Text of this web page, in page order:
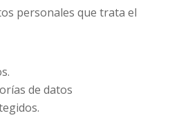
personales que trata el
de datos